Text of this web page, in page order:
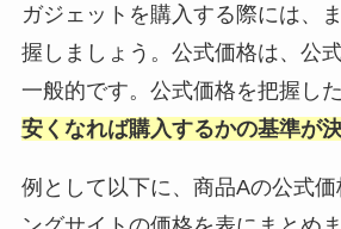
ガジェットを購入する際には、
握しましょう。公式価格は、公
一般的です。公式価格を把握した
安くなれば購入するかの基準が
例として以下に、商品Aの公式